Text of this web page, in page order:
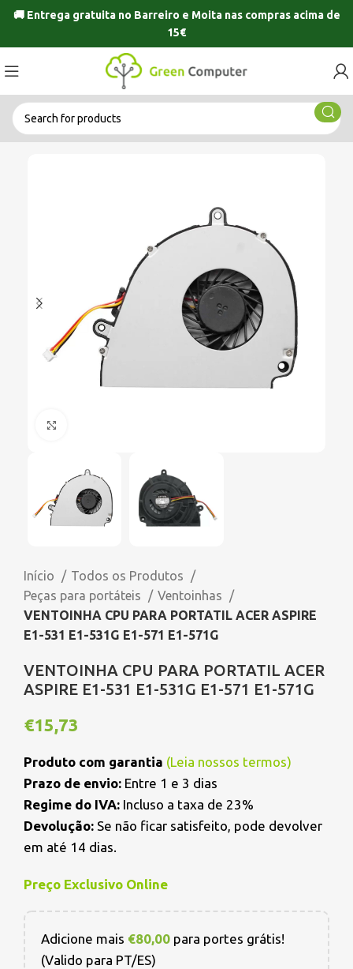
🚚 Entrega gratuita no Barreiro e Moitanas compras acima de
15€
Início
Todos os Produtos
Peças para portáteis
Ventoinhas
VENTOINHA CPU PARA PORTATIL ACER ASPIRE
E1-531 E1-531G E1-571 E1-571G
VENTOINHA CPU PARA PORTATIL ACER
ASPIRE E1-531 E1-531G E1-571 E1-571G
€15,73
Produto com garantia (Leia nossos termos)
Prazo de envio: Entre 1 e 3 dias
Regime do IVA: Incluso a taxa de 23%
Devolução: Se não ficar satisfeito, pode devolver
em até 14 dias.
Preço Exclusivo Online
Adicione mais €80,00 para portes grátis!
(Valido para PT/ES)